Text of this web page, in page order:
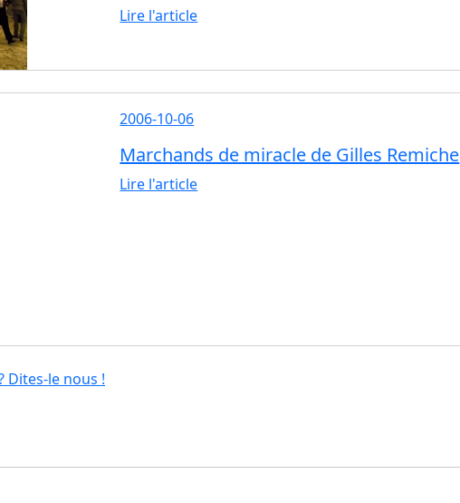
Lire l'article
2006-10-06
Marchands de miracle de Gilles Remiche
Lire l'article
Dites-le nous !